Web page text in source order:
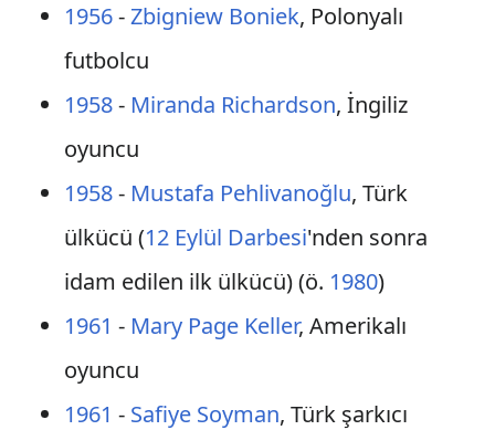
1956-Zbigniew Boniek, Polonyalı
futbolcu
1958- Miranda Richardson, İngiliz
oyuncu
1958- Mustafa Pehlivanoğlu, Türk
ülkücü (12 Eylül Darbesi'nden sonra
idam edilen ilk ülkücü) (ö. 1980)
1961 - Mary Page Keller, Amerikalı
oyuncu
1961 - Safiye Soyman, Türk şarkıcı